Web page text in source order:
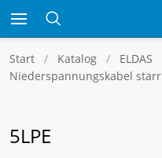
Start Katalog ELDAS
Niederspannungskabel starr
5LPE